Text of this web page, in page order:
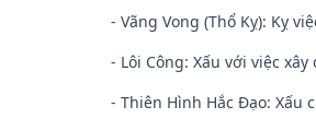
- Vãng Vong (Thổ Kỵ): Kỵ
- Lôi Công: Xấu với việc
- Thiên Hình Hắc Đạo: Xấu